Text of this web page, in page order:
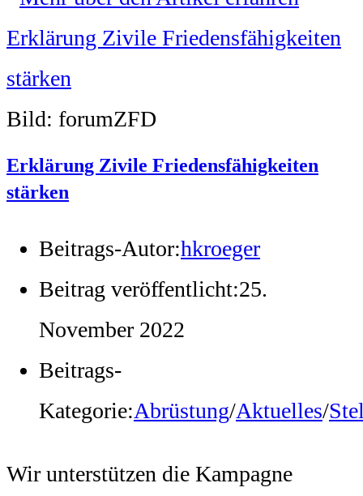
Bild: forumZFD
Erklärung Zivile Friedensfähigkeiten
stärken
Beitrags-Autor:hkroeger
Beitrag veröffentlicht:25.
November 2022
Beitrags-
Kategorie:Abrüstung/Aktuelles/
Wir unterstützen die Kampagne